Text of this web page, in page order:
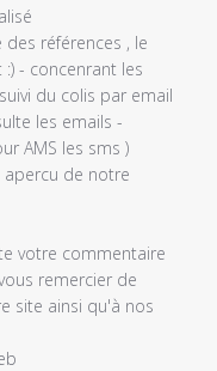
références , le
- concenrant les
du colis par email
les emails -
AMS les sms )
apercu de notre
votre commentaire
remercier de
site ainsi qu'à nos